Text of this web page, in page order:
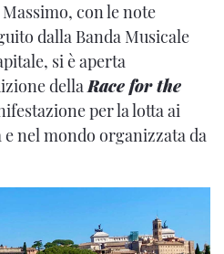
con le note
dalla Banda Musicale
si è aperta
dellaRace for the
per la lotta ai
nel mondo organizzata da